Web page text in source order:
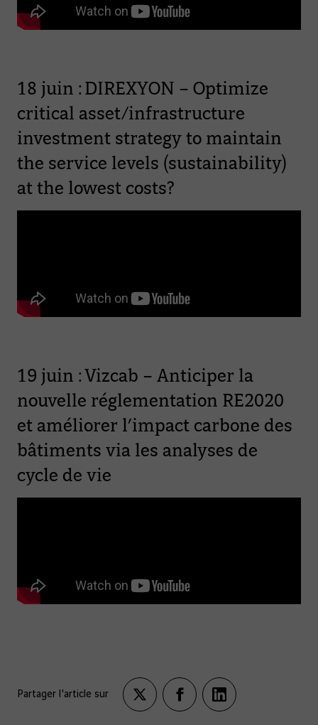
18 juin : DIREXYON – Optimize
critical asset/infrastructure
investment strategy to maintain
the service levels (sustainability)
at the lowest costs?
19 juin : Vizcab – Anticiper la
nouvelle réglementation RE2020
et améliorer l’impact carbone des
bâtiments via les analyses de
cycle de vie
Partager l'article sur
Partagez
sur
Partagez
sur
Partagez
sur